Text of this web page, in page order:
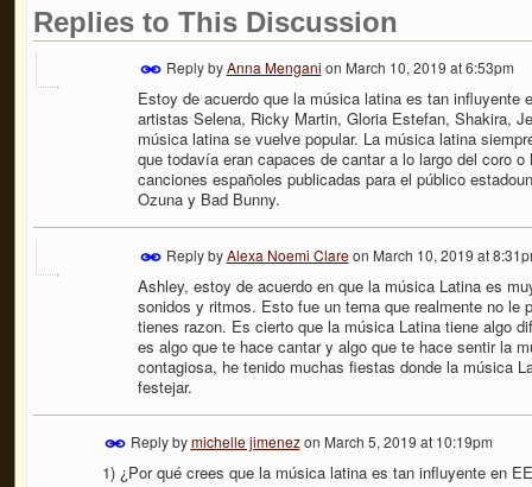
Replies to This Discussion
Reply byAnna Mengani on March 10, 2019 at 6:53pm
Estoy de acuerdo que la música latina es tan influyente
artistas Selena, Ricky Martin, Gloria Estefan, Shakira,
música latina se vuelve popular. La música latina
que todavía eran capaces de cantar a lo largo del coro
canciones españoles publicadas para el público
Ozuna y Bad Bunny.
Reply by Alexa Noemi Clareon March 10, 2019 at
Ashley, estoy de acuerdo en que la música Latina es
sonidos y ritmos. Esto fue un tema que realmente no le
tienes razon. Es cierto que la música Latina tiene algo
es algo que te hace cantar y algo que te hace sentir la
contagiosa, he tenido muchas fiestas donde la música
festejar.
Reply bymichelle jimenezon March 5, 2019 at 10:19pm
1) ¿Por qué crees que la música latina es tan influyente en